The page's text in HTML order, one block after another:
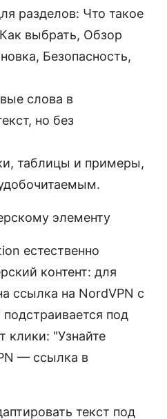
разделов: Что такое
выбрать, Обзор
Безопасность,
слова в
но без
таблицы и примеры,
элементу
естественно
контент: для
ссылка на NordVPN с
под
клики: "Узнайте
— ссылка в
текст под